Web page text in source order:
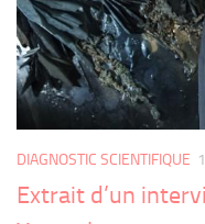
DIAGNOSTIC SCIENTIFIQUE
Extrait d’un